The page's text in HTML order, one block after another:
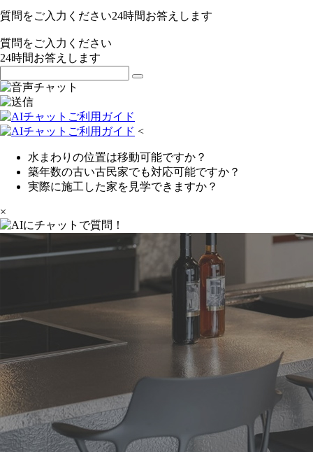
質問をご入力ください24時間お答えします
質問をご入力ください
24時間お答えします
<
水まわりの位置は移動可能ですか？
築年数の古い古民家でも対応可能ですか？
実際に施工した家を見学できますか？
×